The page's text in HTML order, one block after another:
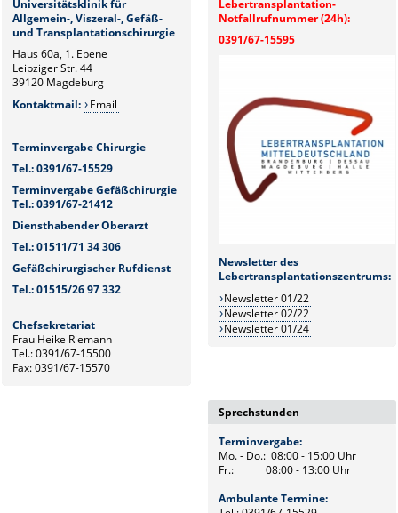
Universitätsklinik für
Allgemein-, Viszeral-, Gefäß-
und Transplantationschirurgie
Haus 60a, 1. Ebene
Leipziger Str. 44
39120 Magdeburg
Kontaktmail:
Email
Terminvergabe Chirurgie
Tel.: 0391/67-15529
Terminvergabe Gefäßchirurgie
Tel.: 0391/67-21412
Diensthabender Oberarzt
Tel.: 01511/71 34 306
Gefäßchirurgischer Rufdienst
Tel.: 01515/26 97 332
Chefsekretariat
Frau Heike Riemann
Tel.: 0391/67-15500
Fax: 0391/67-15570
Lebertransplantation-
Notfallrufnummer (24h):
0391/67-15595
Newsletter des
Lebertransplantationszentrums:
Newsletter 01/22
Newsletter 02/22
Newsletter 01/24
Sprechstunden
Terminvergabe:
Mo. - Do.: 08:00 - 15:00 Uhr
Fr.: 08:00 - 13:00 Uhr
Ambulante Termine: